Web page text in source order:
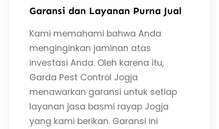
Garansi dan Layanan Purna Jual
Kami memahami bahwa Anda
menginginkan jaminan atas
investasi Anda. Oleh karena itu,
Garda Pest Control Jogja
menawarkan garansi untuk setiap
layanan jasa basmi rayap Jogja
yang kami berikan. Garansi ini